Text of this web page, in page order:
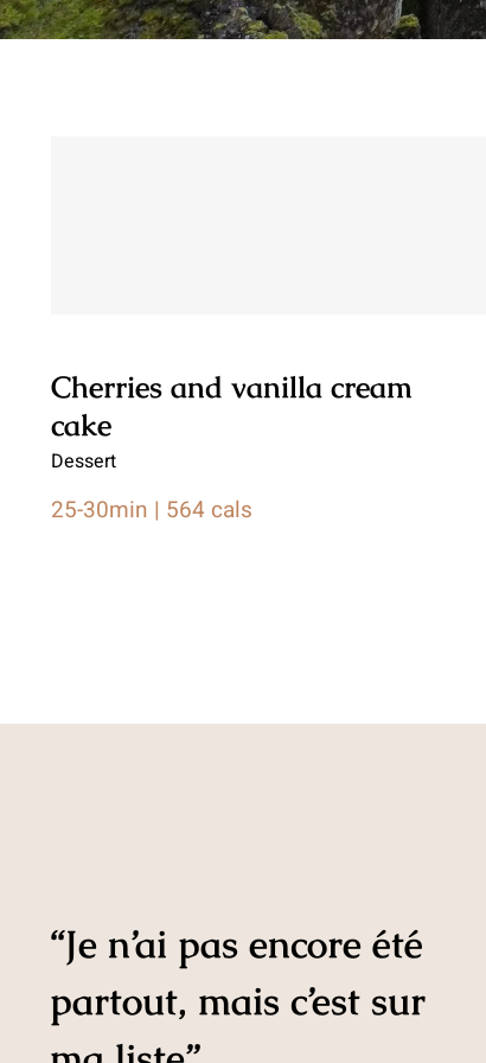
Cherries and vanilla cream
cake
Dessert
25-30min | 564 cals
“Je n’ai pas encore été
partout, mais c’est sur